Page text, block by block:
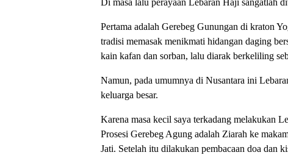
Di masa lalu perayaan Lebaran Haji sangatlah
Pertama adalah Gerebeg Gunungan di kraton
tradisi memasak menikmati hidangan daging
kain kafan dan sorban, lalu diarak berkeliling
Namun, pada umumnya di Nusantara ini
keluarga besar.
Karena masa kecil saya terkadang melakukan
Prosesi Gerebeg Agung adalah Ziarah ke
Jati. Setelah itu dilakukan pembacaan doa dan